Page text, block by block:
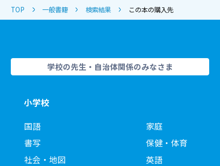
TOP 一般書籍 検索結果 この本の購入先
学校の先生・自治体関係のみなさま
小学校
国語
書写
社会・地図
家庭
保健・体育
英語